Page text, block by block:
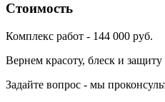
Стоимость
Комплекс работ - 144 000 руб.
Вернем красоту, блеск и
Задайте вопрос - мы